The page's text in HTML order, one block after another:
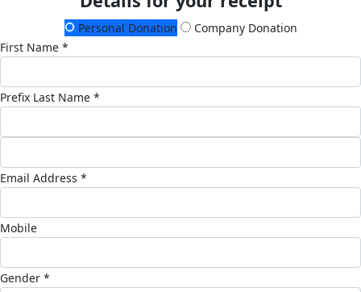
Personal Donation
Company Donation
First Name *
Prefix Last Name *
Email Address *
Mobile
Gender *